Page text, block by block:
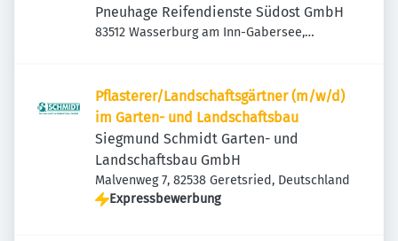
Pneuhage Reifendienste Südost GmbH
83512 Wasserburg am Inn-Gabersee,
Pflasterer/Landschaftsgärtner (m/w/d)
im Garten- und Landschaftsbau
Siegmund Schmidt Garten- und
Landschaftsbau GmbH
Malvenweg 7, 82538 Geretsried, Deutschland
Expressbewerbung